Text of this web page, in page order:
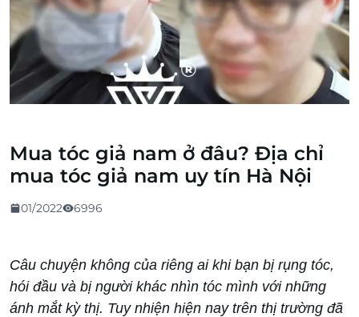
Mua tóc giả nam ở đâu? Địa chỉ
mua tóc giả nam uy tín Hà Nội
01/2022 6996
Câu chuyện không của riêng ai khi bạn bị rụng tóc,
hói đầu và bị người khác nhìn tóc mình với những
ánh mắt kỳ thị. Tuy nhiện hiện nay trên thị trường đã